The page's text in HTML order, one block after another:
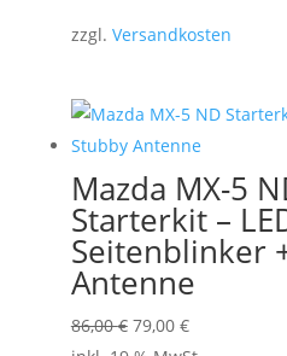
1.158,00 €999,00 €.
zzgl. Versandkosten
Mazda MX-5
Starterkit –
Seitenblinker
Antenne
86,00€ Ursprünglicher
79,00 €Aktueller